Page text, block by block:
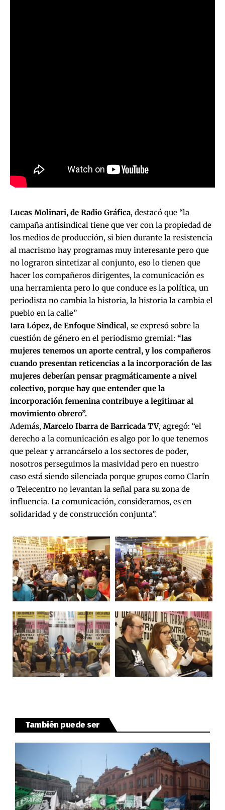
Lucas Molinari, de Radio Gráfica, destacó que “la
campaña antisindical tiene que ver con la propiedad de
los medios de producción, si bien durante la resistencia
al macrismo hay programas muy interesante pero que
no lograron sintetizar al conjunto, eso lo tienen que
hacer los compañeros dirigentes, la comunicación es
una herramienta pero lo que conduce es la política, un
periodista no cambia la historia, la historia la cambia el
pueblo en la calle”
Iara López, de Enfoque Sindical, se expresó sobre la
cuestión de género en el periodismo gremial: “las
mujeres tenemos un aporte central, y los compañeros
cuando presentan reticencias a la incorporación de las
mujeres deberían pensar pragmáticamente a nivel
colectivo, porque hay que entender que la
incorporación femenina contribuye a legitimar al
movimiento obrero”.
Además, Marcelo Ibarra de Barricada TV, agregó: “el
derecho a la comunicación es algo por lo que tenemos
que pelear y arrancárselo a los sectores de poder,
nosotros perseguimos la masividad pero en nuestro
caso está siendo silenciada porque grupos como Clarín
o Telecentro no levantan la señal para su zona de
influencia. La comunicación, consideramos, es en
solidaridad y de construcción conjunta”.
También puede ser